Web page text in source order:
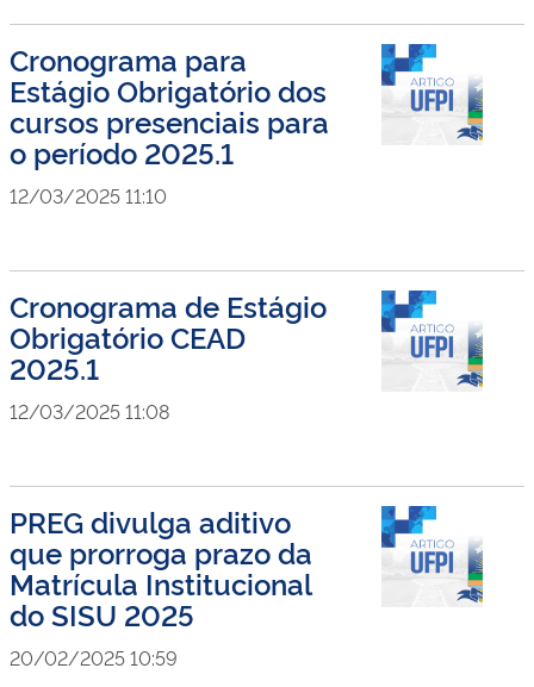
Cronograma para
Estágio Obrigatório dos
cursos presenciais para
o período 2025.1
12/03/2025 11:10
Cronograma de Estágio
Obrigatório CEAD
2025.1
12/03/2025 11:08
PREG divulga aditivo
que prorroga prazo da
Matrícula Institucional
do SISU 2025
20/02/2025 10:59